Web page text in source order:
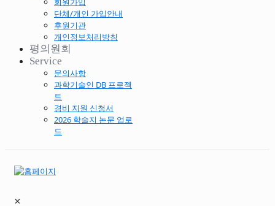
단체/개인 가입안내
후원기관
개인정보처리방침
평의원회
Service
문의사항
과학기술인 DB 프로젝
트
경비 지원 신청서
2026 학술지 논문 업로
드
✕